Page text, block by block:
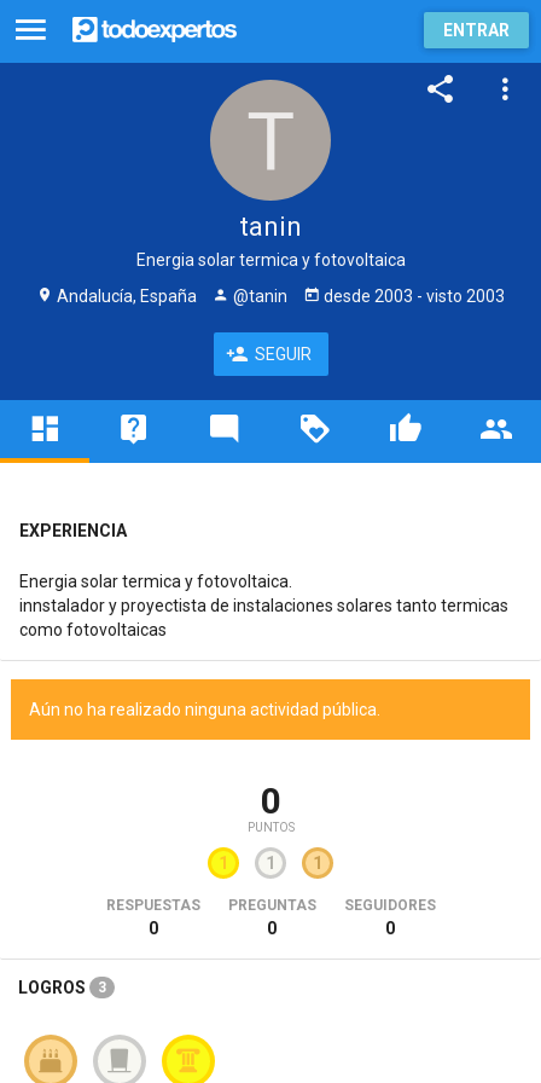
ENTRAR
tanin
Energia solar termica y fotovoltaica
Andalucía, España
@tanin desde 2003 - visto 2003
SEGUIR
EXPERIENCIA
Energia solar termica y fotovoltaica.
innstalador y proyectista de instalaciones solares tanto termicas
como fotovoltaicas
Aún no ha realizado ninguna actividad pública.
0
PUNTOS
1 1 1
RESPUESTAS
0
PREGUNTAS
0
SEGUIDORES
0
LOGROS 3